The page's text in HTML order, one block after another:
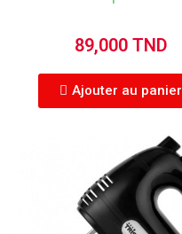
89,000 TND
Ajouter au panier